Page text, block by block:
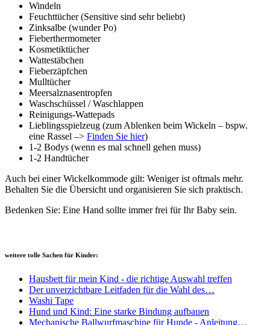
Windeln
Feuchttücher (Sensitive sind sehr beliebt)
Zinksalbe (wunder Po)
Fieberthermometer
Kosmetiktücher
Wattestäbchen
Fieberzäpfchen
Mulltücher
Meersalznasentropfen
Waschschüssel / Waschlappen
Reinigungs-Wattepads
Lieblingsspielzeug (zum Ablenken beim Wickeln – bspw.
eine Rassel –> Finden Sie hier)
1-2 Bodys (wenn es mal schnell gehen muss)
1-2 Handtücher
Auch bei einer Wickelkommode gilt: Weniger ist oftmals mehr.
Behalten Sie die Übersicht und organisieren Sie sich praktisch.
Bedenken Sie: Eine Hand sollte immer frei für Ihr Baby sein.
weitere tolle Sachen für Kinder:
Hausbett für mein Kind - die richtige Auswahl treffen
Der unverzichtbare Leitfaden für die Wahl des…
Washi Tape
Hund und Kind: Eine starke Bindung aufbauen
Mechanische Ballwurfmaschine für Hunde - Anleitung…